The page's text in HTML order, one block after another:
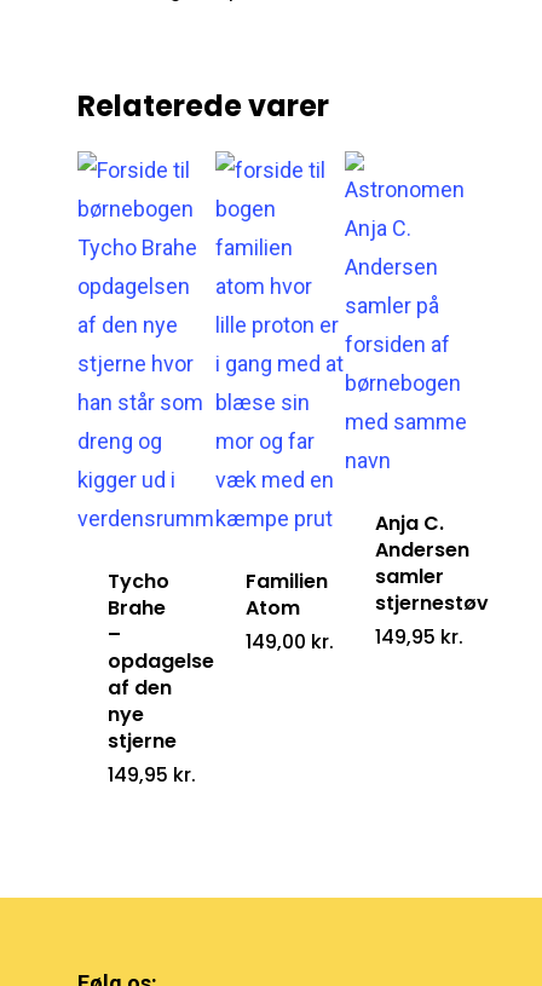
Relaterede varer
Tycho
Brahe
–
opdagelsen
af den
nye
stjerne
149,95 kr.
Familien
Atom
149,00 kr.
Anja C.
Andersen
samler
stjernestøv
149,95 kr.